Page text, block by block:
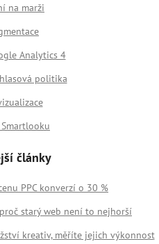
na marži
Analytics 4
politika
články
PPC konverzí o 30 %
starý web není to nejhorší
kreativ, měříte jejich výkonnost